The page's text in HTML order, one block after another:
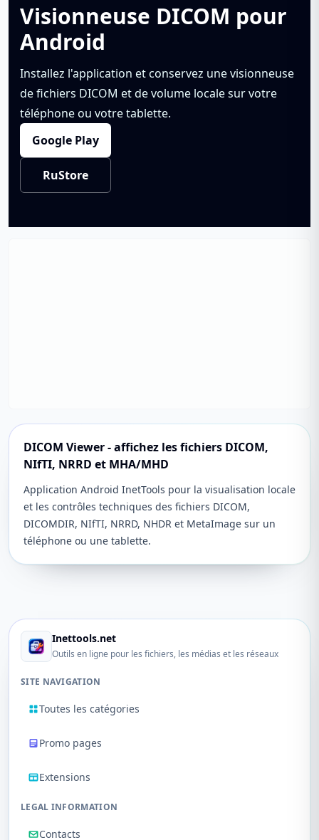
Visionneuse DICOM pour
Android
Installez l'application et conservez une visionneuse
de fichiers DICOM et de volume locale sur votre
téléphone ou votre tablette.
Google Play
RuStore
DICOM Viewer - affichez les fichiers DICOM,
NIfTI, NRRD et MHA/MHD
Application Android InetTools pour la visualisation locale
et les contrôles techniques des fichiers DICOM,
DICOMDIR, NIfTI, NRRD, NHDR et MetaImage sur un
téléphone ou une tablette.
Inettools.net
Outils en ligne pour les fichiers, les médias et les réseaux
SITE NAVIGATION
Toutes les catégories
Promo pages
Extensions
LEGAL INFORMATION
Contacts